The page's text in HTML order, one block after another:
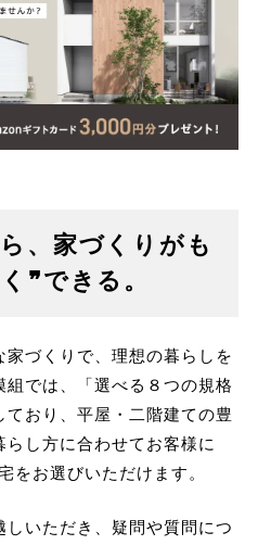
、家づくりがも
❞できる。
家づくりで、理想の暮らしを
組では、「選べる８つの規格
おり、平屋・二階建ての豊
らし方に合わせてお客様に
をお選びいただけます。
しいただき、疑問や質問につ